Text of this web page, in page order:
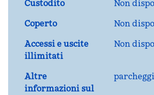
Custodito
Non
Coperto
Non
Accessi e uscite
illimitati
Non
Altre
informazioni sul